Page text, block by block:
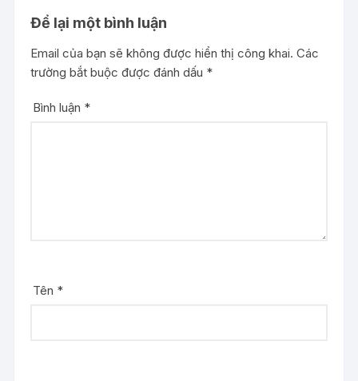
Để lại một bình luận
Email của bạn sẽ không được hiển thị công khai. Các
trường bắt buộc được đánh dấu *
Bình luận *
Tên *